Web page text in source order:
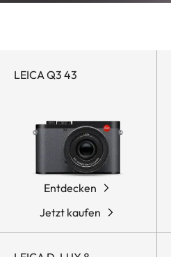
LEICA Q3 43
Entdecken
Jetzt kaufen